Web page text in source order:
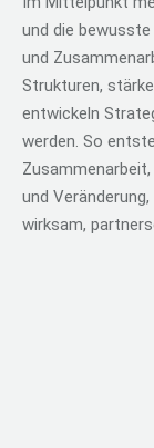
und die
und
Strukturen,
entwickeln
werden. So
und
wirksam,